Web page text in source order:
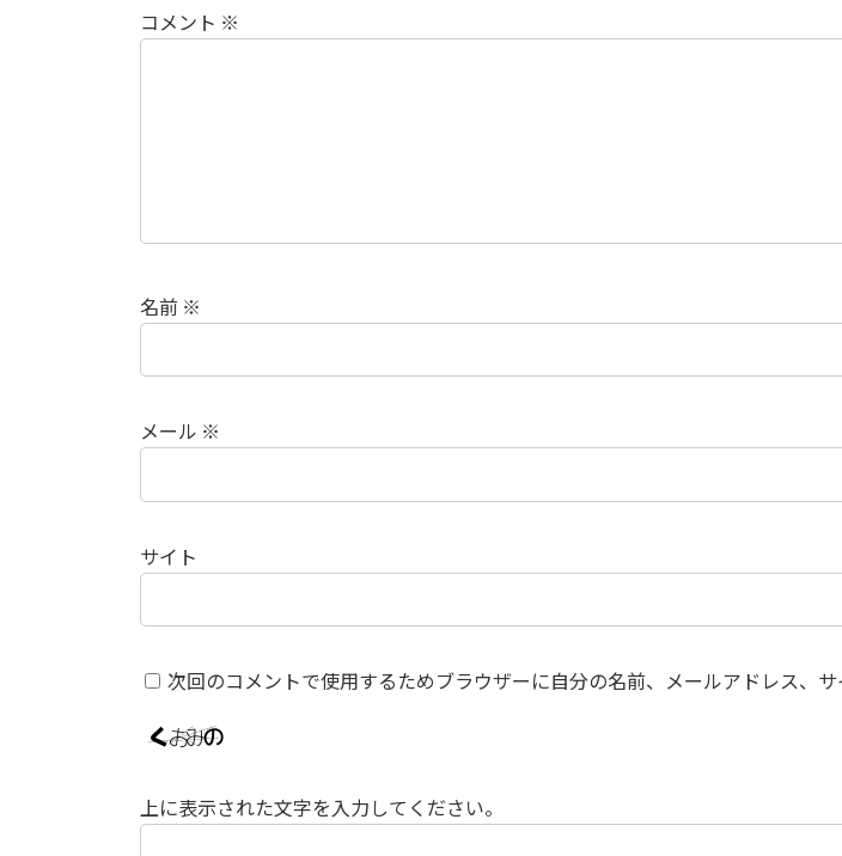
コメント ※
名前 ※
メール ※
サイト
次回のコメントで使用するためブラウザーに自分の名前、メールアドレス、サ
上に表示された文字を入力してください。